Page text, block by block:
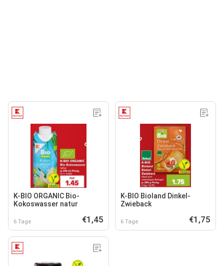
K-BIO ORGANIC Bio-
Kokoswasser natur
6 Tage €1,45
K-BIO Bioland Dinkel-
Zwieback
6 Tage €1,75